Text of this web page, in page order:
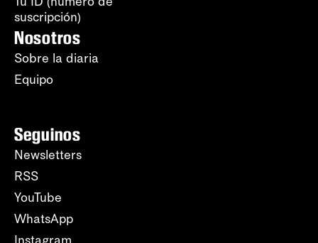
suscripción)
Nosotros
Sobre la diaria
Equipo
Seguinos
Newsletters
RSS
YouTube
WhatsApp